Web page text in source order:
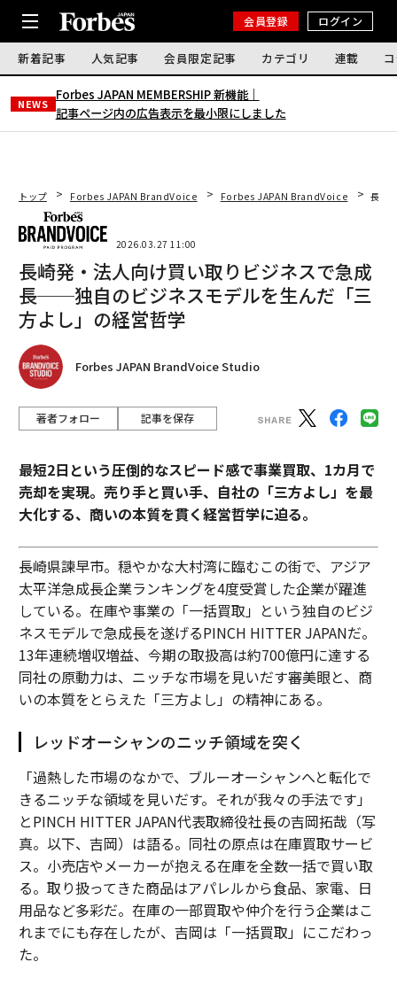
会員登録 ログイン
新着記事 人気記事 会員限定記事 カテゴリ 連載
NEWS
Forbes JAPAN MEMBERSHIP 新機能｜
記事ページ内の広告表示を最小限にしました
トップ Forbes JAPAN BrandVoice Forbes JAPAN BrandVoice 長崎
2026.03.27 11:00
長崎発・法人向け買い取りビジネスで急成
長──独自のビジネスモデルを生んだ「三
方よし」の経営哲学
Forbes JAPAN BrandVoice Studio
著者フォロー 記事を保存
最短2日という圧倒的なスピード感で事業買取、1カ月で
売却を実現。売り手と買い手、自社の「三方よし」を最
大化する、商いの本質を貫く経営哲学に迫る。
長崎県諫早市。穏やかな大村湾に臨むこの街で、アジア
太平洋急成長企業ランキングを4度受賞した企業が躍進
している。在庫や事業の「一括買取」という独自のビジ
ネスモデルで急成長を遂げるPINCH HITTER JAPANだ。
13年連続増収増益、今期の取扱高は約700億円に達する
同社の原動力は、ニッチな市場を見いだす審美眼と、商
いの本質をとらえた「三方よし」の精神にある。
レッドオーシャンのニッチ領域を突く
「過熱した市場のなかで、ブルーオーシャンへと転化で
きるニッチな領域を見いだす。それが我々の手法です」
とPINCH HITTER JAPAN代表取締役社長の吉岡拓哉（写
真。以下、吉岡）は語る。同社の原点は在庫買取サービ
ス。小売店やメーカーが抱える在庫を全数一括で買い取
る。取り扱ってきた商品はアパレルから食品、家電、日
用品など多彩だ。在庫の一部買取や仲介を行う企業はこ
れまでにも存在したが、吉岡は「一括買取」にこだわっ
た。